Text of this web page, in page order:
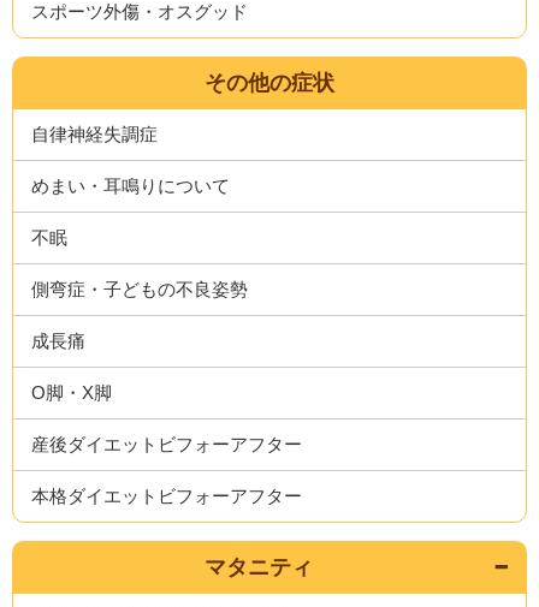
スポーツ外傷・オスグッド
その他の症状
自律神経失調症
めまい・耳鳴りについて
不眠
側弯症・子どもの不良姿勢
成長痛
O脚・X脚
産後ダイエットビフォーアフター
本格ダイエットビフォーアフター
マタニティ